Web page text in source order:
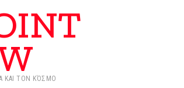
ΚΑΙ ΤΟΝ ΚΌΣΜΟ